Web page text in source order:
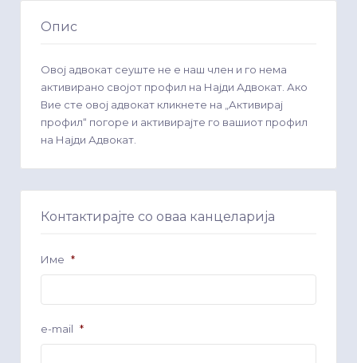
Опис
Овој адвокат сеуште не е наш член и го нема
активирано својот профил на Најди Адвокат. Ако
Вие сте овој адвокат кликнете на „Активирај
профил“ погоре и активирајте го вашиот профил
на Најди Адвокат.
Контактирајте со оваа канцеларија
Име *
e-mail *